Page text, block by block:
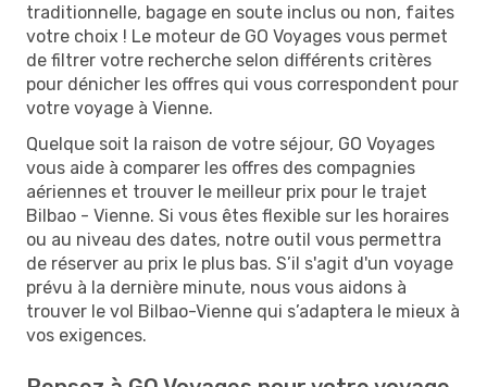
traditionnelle, bagage en soute inclus ou non, faites
votre choix ! Le moteur de GO Voyages vous permet
de filtrer votre recherche selon différents critères
pour dénicher les offres qui vous correspondent pour
votre voyage à Vienne.
Quelque soit la raison de votre séjour, GO Voyages
vous aide à comparer les offres des compagnies
aériennes et trouver le meilleur prix pour le trajet
Bilbao - Vienne. Si vous êtes flexible sur les horaires
ou au niveau des dates, notre outil vous permettra
de réserver au prix le plus bas. S’il s'agit d'un voyage
prévu à la dernière minute, nous vous aidons à
trouver le vol Bilbao-Vienne qui s’adaptera le mieux à
vos exigences.